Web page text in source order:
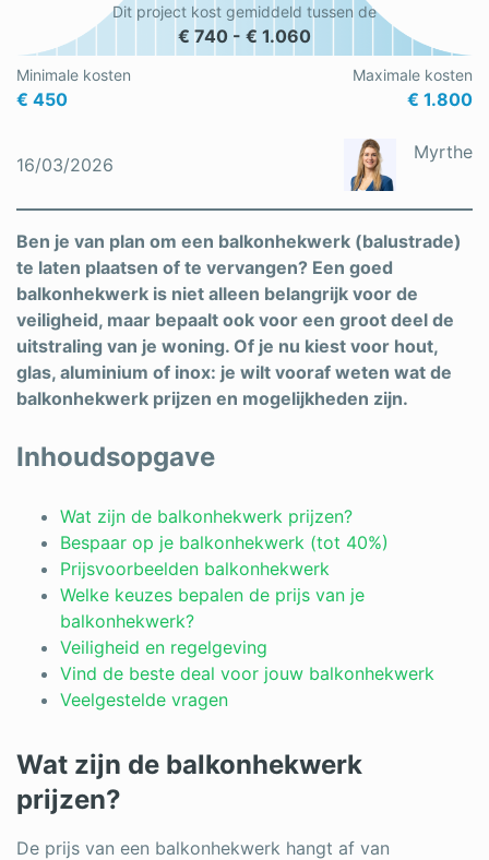
Schrijnwerker
Stukadoor
Vloeren
Vochtbestrijding
Warmtepomp
Zonnepanelen
Zonwering
Bent u een vakspecialist?
Minimale kosten
€ 450
Maximale kosten
€ 1.800
Dit project kost gemiddeld tussen de
€ 740 - € 1.060
16/03/2026
Myrthe
Ben je van plan om een balkonhekwerk (balustrade)
te laten plaatsen of te vervangen? Een goed
balkonhekwerk is niet alleen belangrijk voor de
veiligheid, maar bepaalt ook voor een groot deel de
uitstraling van je woning. Of je nu kiest voor hout,
glas, aluminium of inox: je wilt vooraf weten wat de
balkonhekwerk prijzen en mogelijkheden zijn.
Inhoudsopgave
Wat zijn de balkonhekwerk prijzen?
Bespaar op je balkonhekwerk (tot 40%)
Prijsvoorbeelden balkonhekwerk
Welke keuzes bepalen de prijs van je
balkonhekwerk?
Veiligheid en regelgeving
Vind de beste deal voor jouw balkonhekwerk
Veelgestelde vragen
Wat zijn de balkonhekwerk
prijzen?
De prijs van een balkonhekwerk hangt af van